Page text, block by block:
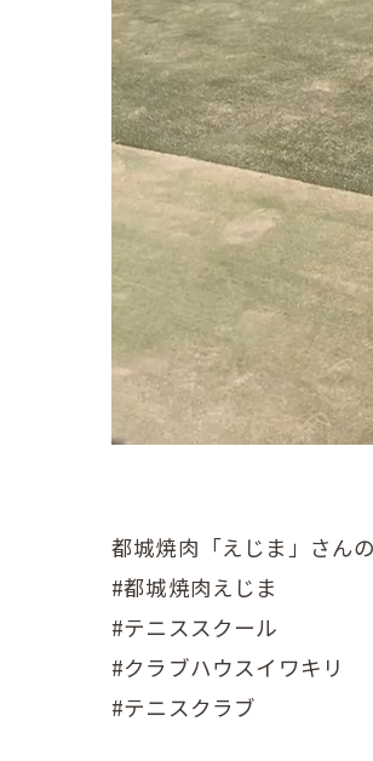
都城焼肉「えじま」さん
#都城焼肉えじま
#テニススクール
#クラブハウスイワキリ
#テニスクラブ